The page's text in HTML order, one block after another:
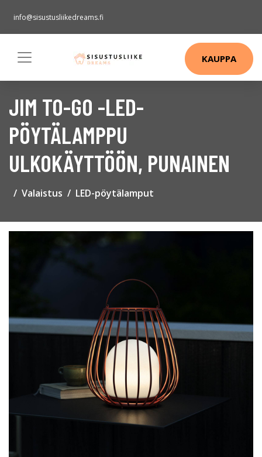
info@sisustusliikedreams.fi
KAUPPA
JIM TO-GO -LED-
PÖYTÄLAMPPU
ULKOKÄYTTÖÖN, PUNAINEN
Valaistus LED-pöytälamput